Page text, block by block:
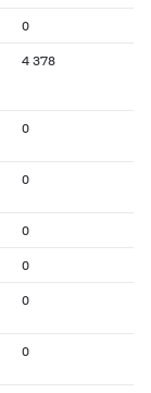
0
4 378
0
0
0
0
0
0